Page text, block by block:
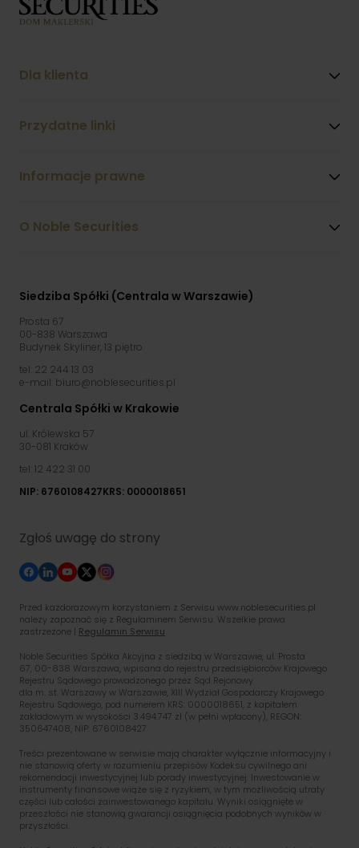
Siedziba Spółki (Centrala w Warszawie)
Prosta 67
00-838 Warszawa
Budynek Skyliner, 13 piętro
tel: 22 244 13 03
e-mail: biuro@noblesecurities.pl
Centrala Spółki w Krakowie
ul. Królewska 57
30-081 Kraków
tel: 12 422 31 00
NIP: 6760108427KRS: 0000018651
Zgłoś uwagę do strony
Dla klienta
Przydatne linki
Informacje prawne
O Noble Securities
Przed każdorazowym korzystaniem z Serwisu www.noblesecurities.pl
należy zapoznać się z Regulaminem Serwisu. Wszelkie prawa
zastrzeżone | Regulamin Serwisu
Noble Securities Spółka Akcyjna z siedzibą w Warszawie, ul. Prosta
67, 00-838 Warszawa, wpisana do rejestru przedsiębiorców Krajowego
Rejestru Sądowego prowadzonego przez Sąd Rejonowy
dla m. st. Warszawy w Warszawie, XIII Wydział Gospodarczy Krajowego
Rejestru Sądowego, pod numerem KRS: 0000018651, z kapitałem
zakładowym w wysokości 3.494.747 zł (w pełni wpłacony), REGON:
350647408, NIP: 6760108427.
Treści prezentowane w serwisie mają charakter wyłącznie informacyjny i
nie stanowią oferty w rozumieniu przepisów Kodeksu cywilnego ani
rekomendacji inwestycyjnej lub porady inwestycyjnej. Inwestowanie w
instrumenty finansowe wiąże się z ryzykiem, w tym możliwością utraty
części lub całości zainwestowanego kapitału. Wyniki osiągnięte w
przeszłości nie stanowią gwarancji osiągnięcia podobnych wyników w
przyszłości.